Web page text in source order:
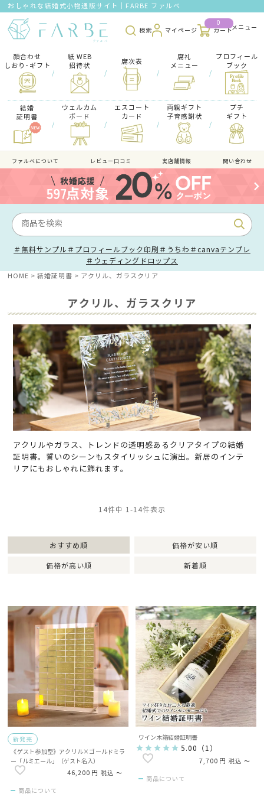
おしゃれな結婚式小物通販サイト｜FARBE ファルベ
検索 マイページ
0
カート
顔合わせ
しおり･ギフト
/
紙 WEB
招待状
/
席次表
/
席礼
メニュー
/
プロフィール
ブック
結婚
証明書
/
ウェルカム
ボード
/
エスコート
カード
/
両親ギフト
子育感謝状
/
プチ
ギフト
ファルべについて レビュー口コミ 実店舗情報 問い合わせ
＃無料サンプル ＃プロフィールブック印刷 ＃うちわ ＃canvaテンプレ
＃ウェディングドロップス
HOME 結婚証明書 アクリル、ガラスクリア
アクリル、ガラスクリア
アクリルやガラス、トレンドの透明感あるクリアタイプの結婚
証明書。誓いのシーンもスタイリッシュに演出。新居のインテ
リアにもおしゃれに飾れます。
おすすめ順 価格が安い順
価格が高い順 新着順
14件中 1 -14件表示
新発売
《ゲスト参加型》アクリル×ゴールドミラ
ー「ルミエール」（ゲスト名入）
46,200 税込 〜
商品について
ワイン木箱結婚証明書
5.00 （ 1 ）
7,700 税込 〜
商品について